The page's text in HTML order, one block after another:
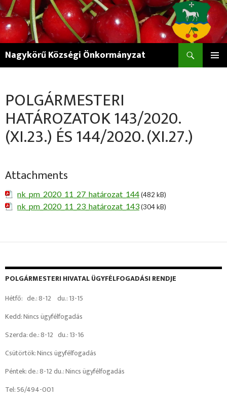
Nagykörű Községi Önkormányzat
POLGÁRMESTERI
HATÁROZATOK 143/2020.
(XI.23.) ÉS 144/2020. (XI.27.)
Attachments
nk_pm_2020_11_27_határozat_144(482 kB)
nk_pm_2020_11_23_határozat_143(304 kB)
POLGÁRMESTERI HIVATAL ÜGYFÉLFOGADÁSI RENDJE
Hétfő: de.: 8-12 du.: 13-15
Kedd: Nincs ügyfélfogadás
Szerda: de.: 8-12 du.: 13-16
Csütörtök: Nincs ügyfélfogadás
Péntek: de.: 8-12 du.: Nincs ügyfélfogadás
Tel: 56/494-001